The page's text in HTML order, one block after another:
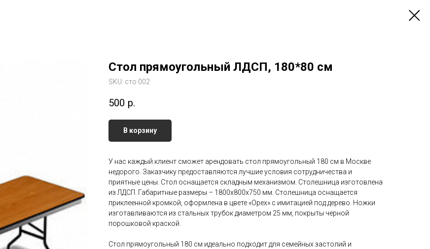
Стол прямоугольный ЛДСП, 180*80 см
SKU: сто 002
500 р.
В корзину
У нас каждый клиент сможет арендовать стол прямоугольный 180 см в Москве
недорого. Заказчику предоставляются лучшие условия сотрудничества и
приятные цены. Стол оснащается складным механизмом. Столешница изготовлена
из ЛДСП. Габаритные размеры – 1800х800х750 мм. Столешница оснащается
приклеенной кромкой, оформлена в цвете «Орех» с имитацией под дерево. Ножки
изготавливаются из стальных трубок диаметром 25 мм, покрыты черной
порошковой краской.
Стол прямоугольный 180 см идеально подходит для семейных застолий и